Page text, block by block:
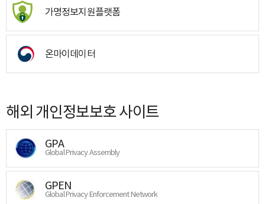
가명정보지원플랫폼
온마이데이터
해외 개인정보보호 사이트
GPA
Global Privacy Assembly
GPEN
Global Privacy Enforcement Network